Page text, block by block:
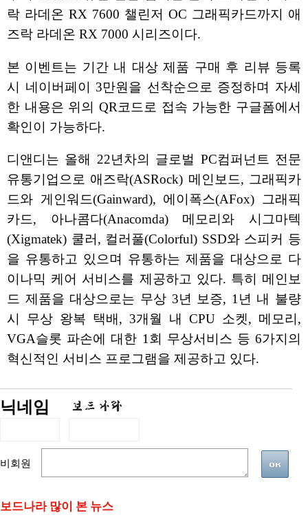
락 라데온 RX 7600 챌린저 OC 그래픽카드까지 애
즈락 라데온 RX 7000 시리즈이다.
본 이벤트는 기간 내 대상 제품 구매 후 리뷰 등록
시 네이버페이 3만원을 선착순으로 증정하며 자세
한 내용은 위의 QR코드로 접속 가능한 구글폼에서
확인이 가능하다.
디앤디는 올해 22년차의 글로벌 PC컴퍼넌트 전문
유통기업으로 애즈락(ASRock) 메인보드, 그래픽카
드와 게인워드(Gainward), 에이폭스(AFox) 그래픽
카드, 아나콤다(Anacomda) 메모리와 시그마텍
(Xigmatek) 쿨러, 컬러풀(Colorful) SSD와 스피커 등
을 유통하고 있으며 유통하는 제품을 대상으로 다
이나믹 케어 서비스를 제공하고 있다. 특히 메인보
드 제품을 대상으로는 무상 3년 보증, 1년 내 불량
시 무상 왕복 택배, 3개월 내 CPU 소켓, 메모리,
VGA슬롯 파손에 대한 1회 무상서비스 등 6가지의
혁신적인 서비스 프로그램을 제공하고 있다.
닉네임
비회원
보드나라 많이 본 뉴스